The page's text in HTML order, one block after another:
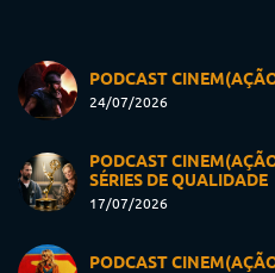
PODCAST
24/07/2026
PODCAST
SÉRIES DE QUALIDADE
17/07/2026
PODCAST